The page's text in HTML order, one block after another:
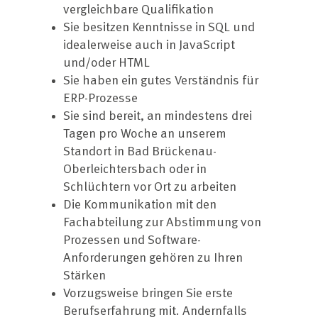
vergleichbare Qualifikation
Sie besitzen Kenntnisse in SQL und
idealerweise auch in JavaScript
und/oder HTML
Sie haben ein gutes Verständnis für
ERP-Prozesse
Sie sind bereit, an mindestens drei
Tagen pro Woche an unserem
Standort in Bad Brückenau-
Oberleichtersbach oder in
Schlüchtern vor Ort zu arbeiten
Die Kommunikation mit den
Fachabteilung zur Abstimmung von
Prozessen und Software-
Anforderungen gehören zu Ihren
Stärken
Vorzugsweise bringen Sie erste
Berufserfahrung mit. Andernfalls